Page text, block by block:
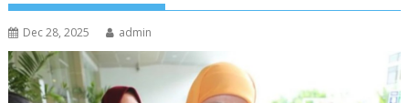
Dec 28, 2025 admin